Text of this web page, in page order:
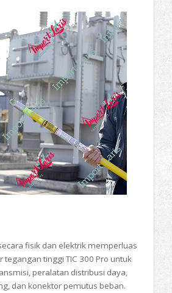
fisik dan elektrik memperluas
tegangan tinggi TIC 300 Pro untuk
peralatan distribusi daya,
dan konektor pemutus beban.